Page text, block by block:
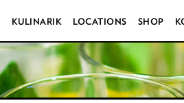
KULINARIK LOCATIONS SHOP